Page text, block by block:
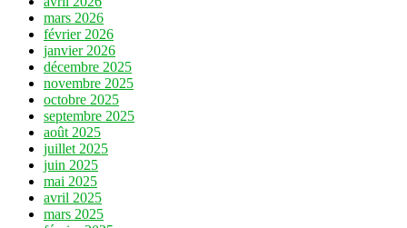
mars 2026
février 2026
janvier 2026
décembre 2025
novembre 2025
octobre 2025
septembre 2025
août 2025
juillet 2025
juin 2025
mai 2025
avril 2025
mars 2025